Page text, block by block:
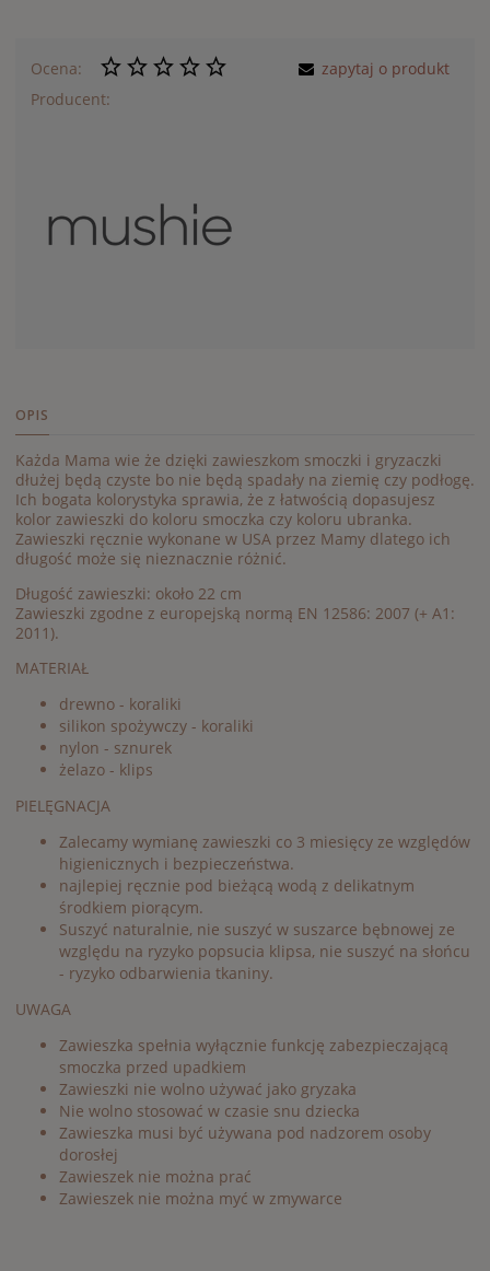
Ocena:
Producent:
zapytaj o produkt
OPIS
Każda Mama wie że dzięki zawieszkom smoczki i gryzaczki
dłużej będą czyste bo nie będą spadały na ziemię czy podłogę.
Ich bogata kolorystyka sprawia, że z łatwością dopasujesz
kolor zawieszki do koloru smoczka czy koloru ubranka.
Zawieszki ręcznie wykonane w USA przez Mamy dlatego ich
długość może się nieznacznie różnić.
Długość zawieszki: około 22 cm
Zawieszki zgodne z europejską normą EN 12586: 2007 (+ A1:
2011).
MATERIAŁ
drewno - koraliki
silikon spożywczy - koraliki
nylon - sznurek
żelazo - klips
PIELĘGNACJA
Zalecamy wymianę zawieszki co 3 miesięcy ze względów
higienicznych i bezpieczeństwa.
najlepiej ręcznie pod bieżącą wodą z delikatnym
środkiem piorącym.
Suszyć naturalnie, nie suszyć w suszarce bębnowej ze
względu na ryzyko popsucia klipsa, nie suszyć na słońcu
- ryzyko odbarwienia tkaniny.
UWAGA
Zawieszka spełnia wyłącznie funkcję zabezpieczającą
smoczka przed upadkiem
Zawieszki nie wolno używać jako gryzaka
Nie wolno stosować w czasie snu dziecka
Zawieszka musi być używana pod nadzorem osoby
dorosłej
Zawieszek nie można prać
Zawieszek nie można myć w zmywarce